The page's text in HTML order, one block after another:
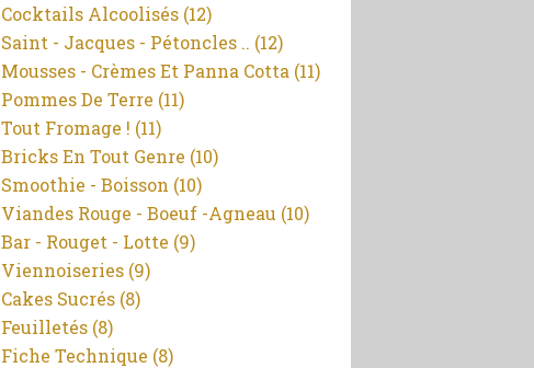
Cocktails Alcoolisés (12)
Saint - Jacques - Pétoncles .. (12)
Mousses - Crèmes Et Panna Cotta (11)
Pommes De Terre (11)
Tout Fromage ! (11)
Bricks En Tout Genre (10)
Smoothie - Boisson (10)
Viandes Rouge - Boeuf -agneau (10)
Bar - Rouget - Lotte (9)
Viennoiseries (9)
Cakes Sucrés (8)
Feuilletés (8)
Fiche Technique (8)